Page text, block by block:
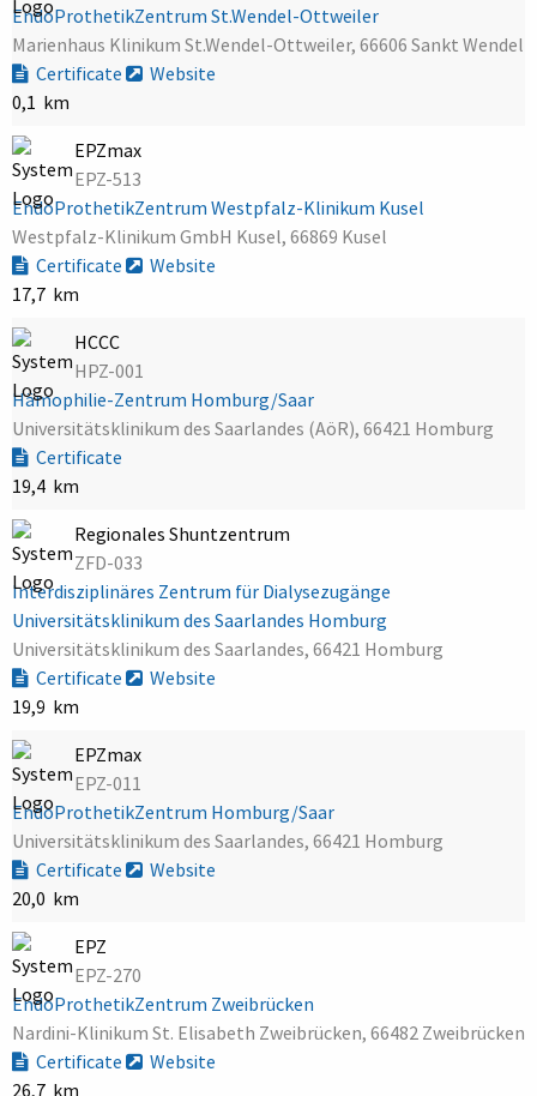
EndoProthetikZentrum St.Wendel-Ottweiler
Marienhaus Klinikum St.Wendel-Ottweiler, 66606 Sankt Wendel
Certificate
Website
0,1 km
EPZmax
EPZ-513
EndoProthetikZentrum Westpfalz-Klinikum Kusel
Westpfalz-Klinikum GmbH Kusel, 66869 Kusel
Certificate
Website
17,7 km
HCCC
HPZ-001
Hämophilie-Zentrum Homburg/Saar
Universitätsklinikum des Saarlandes (AöR), 66421 Homburg
Certificate
19,4 km
Regionales Shuntzentrum
ZFD-033
Interdisziplinäres Zentrum für Dialysezugänge
Universitätsklinikum des Saarlandes Homburg
Universitätsklinikum des Saarlandes, 66421 Homburg
Certificate
Website
19,9 km
EPZmax
EPZ-011
EndoProthetikZentrum Homburg/Saar
Universitätsklinikum des Saarlandes, 66421 Homburg
Certificate
Website
20,0 km
EPZ
EPZ-270
EndoProthetikZentrum Zweibrücken
Nardini-Klinikum St. Elisabeth Zweibrücken, 66482 Zweibrücken
Certificate
Website
26,7 km